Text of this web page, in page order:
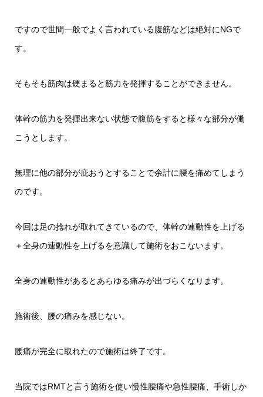
ですので世間一般でよく言われている腹筋などは絶対にNGで
す。
そもそも筋肉は硬まると筋力を発揮することができません。
体幹の筋力を発揮出来ない状態で腹筋をすると様々な部分が働
こうとします。
無理に他の部分が庇おうとすることで余計に腰を痛めてしまう
のです。
今回は足の捻れが取れてきているので、体幹の連動性を上げる
＋全身の連動性を上げるを意識して施術をおこないます。
全身の連動性があるとあらゆる痛みが出づらくなります。
施術後、腰の痛みを感じない。
腰痛が完全に取れたので施術は終了です。
当院ではRMTと言う施術を使い慢性腰痛や急性腰痛、手術しか